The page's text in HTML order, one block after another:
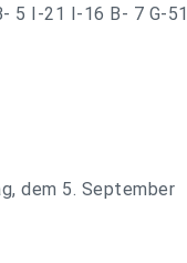
5 I-21 I-16 B- 7 G-51
dem 5. September